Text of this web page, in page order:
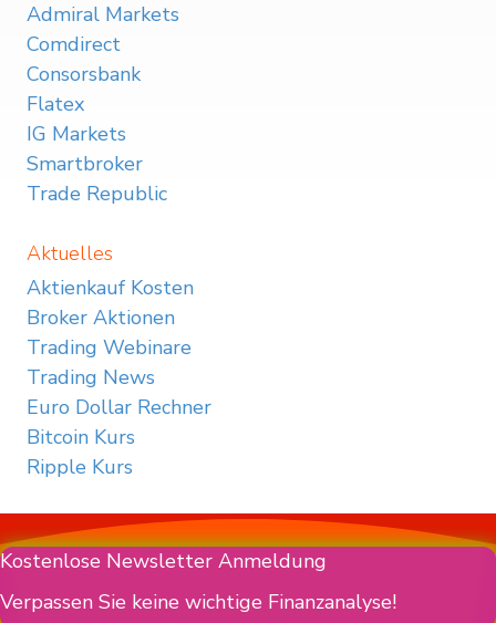
Admiral Markets
Comdirect
Consorsbank
Flatex
IG Markets
Smartbroker
Trade Republic
Aktuelles
Aktienkauf Kosten
Broker Aktionen
Trading Webinare
Trading News
Euro Dollar Rechner
Bitcoin Kurs
Ripple Kurs
Kostenlose Newsletter Anmeldung
Verpassen Sie keine wichtige Finanzanalyse!